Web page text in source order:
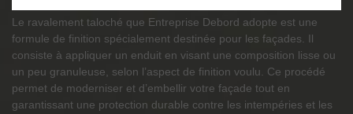
Le ravalement taloché que Entreprise Debord adopte est une
formule de finition spécialement destinée pour les façades. Il
consiste à appliquer un enduit en visant une composition lisse ou
un peu granuleuse, selon l’aspect de finition voulu. Ce procédé
permet de moderniser et d’embellir votre façade tout en
garantissant une protection durable contre les intempéries et les